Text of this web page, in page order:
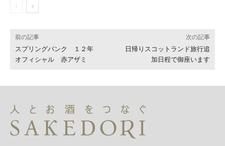
前の記事
スプリングバンク １２年
オフィシャル 赤アザミ
次の記事
日帰りスコットランド旅行追
加日程で御座います